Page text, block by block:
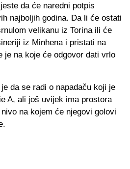
da će naredni potpis
najboljih godina. Da li će ostati
velikanu iz Torina ili će
iz Minhena i pristati na
je na koje će odgovor dati vrlo
da se radi o napadaču koji je
A, ali još uvijek ima prostora
na kojem će njegovi golovi